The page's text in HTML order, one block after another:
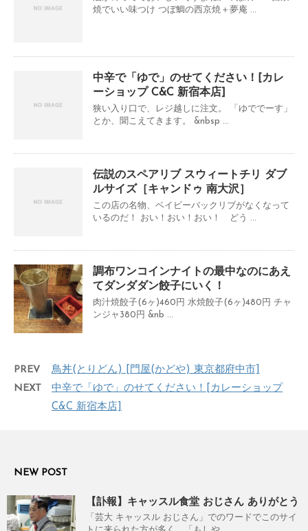
焼でいい味つけ つぼ鯛の西京焼＋夢庵 ...
中辛で「ゆで」のせてください！[カレ
ーショップ C&C 新宿本店]
狭い入り口で、レジ越しに注文。 「ゆででーす」
とか、聞こえてきます。 &nbsp ...
伝説のスペアリブ スウィートチリ ダブ
ルサイズ［キャンドゥ 南大沢］
この店の名物、ベイビーバックリブがなくなって
いるのだ！ おい！おい！おい！ どう ...
調布ワンコインナイトの最中なのにあえ
てダンダダン餃子にいく！
肉汁焼餃子(6ヶ)460円 水焼餃子(6ヶ)480円 チャ
ンジャ380円 &nb ...
PREV
鳥丼(とりどん) [門屋(かどや) 東京都府中市]
NEXT
中辛で「ゆで」のせてください！[カレーショップ
C&C 新宿本店]
NEW POST
【訃報】キャッスル食堂 おじさん ありがとう
「芸大 キャッスル おじさん」でのワードでこのサイ